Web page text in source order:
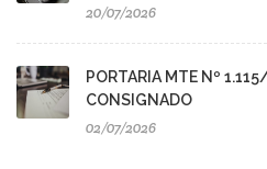
20/07/2026
PORTARIA MTE Nº
CONSIGNADO
02/07/2026